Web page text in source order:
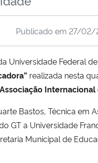
Publicado em 27/02/
Universidade Federal
realizada nesta
Associação Internacional
Bastos, Técnica em
GT a Universidade
Municipal de